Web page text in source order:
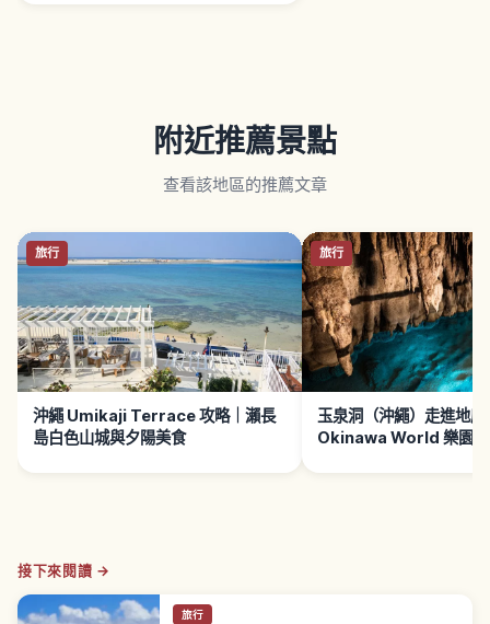
附近推薦景點
查看該地區的推薦文章
旅行
沖繩 Umikaji Terrace 攻略｜瀨長
島白色山城與夕陽美食
旅行
玉泉洞（沖繩）走進地底
Okinawa World 樂園
接下來閱讀 →
旅行